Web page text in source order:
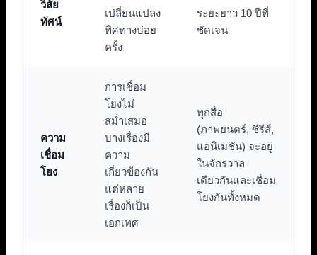
วิสัย
ทัศน์
เปลี่ยนแปลง
ทิศทางบ่อย
ครั้ง
ระยะยาว 10 ปีที่
ชัดเจน
ความ
เชื่อม
โยง
การเชื่อม
โยงไม่
สม่ำเสมอ
บางเรื่องมี
ความ
เกี่ยวข้องกัน
แต่หลาย
เรื่องก็เป็น
เอกเทศ
ทุกสื่อ
(ภาพยนตร์, ซีรีส์,
แอนิเมชัน) จะอยู่
ในจักรวาล
เดียวกันและเชื่อม
โยงกันทั้งหมด